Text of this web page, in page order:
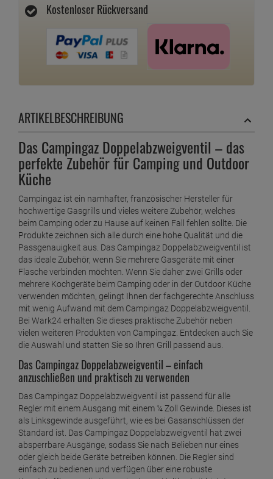
Kostenloser Rückversand
ARTIKELBESCHREIBUNG
Das Campingaz Doppelabzweigventil – das
perfekte Zubehör für Camping und Outdoor
Küche
Campingaz ist ein namhafter, französischer Hersteller für
hochwertige Gasgrills und vieles weitere Zubehör, welches
beim Camping oder zu Hause auf keinen Fall fehlen sollte. Die
Produkte zeichnen sich alle durch eine hohe Qualität und die
Passgenauigkeit aus. Das Campingaz Doppelabzweigventil ist
das ideale Zubehör, wenn Sie mehrere Gasgeräte mit einer
Flasche verbinden möchten. Wenn Sie daher zwei Grills oder
mehrere Kochgeräte beim Camping oder in der Outdoor Küche
verwenden möchten, gelingt Ihnen der fachgerechte Anschluss
mit wenig Aufwand mit dem Campingaz Doppelabzweigventil.
Bei Wark24 erhalten Sie dieses praktische Zubehör neben
vielen weiteren Produkten von Campingaz. Entdecken auch Sie
die Auswahl und statten Sie so Ihren Grill passend aus.
Das Campingaz Doppelabzweigventil – einfach
anzuschließen und praktisch zu verwenden
Das Campingaz Doppelabzweigventil ist passend für alle
Regler mit einem Ausgang mit einem ¼ Zoll Gewinde. Dieses ist
als Linksgewinde ausgeführt, wie es bei Gasanschlüssen der
Standard ist. Das Campingaz Doppelabzweigventil hat zwei
absperrbare Ausgänge, sodass Sie nach Belieben nur eines
oder gleich beide Geräte betreiben können. Die Regler sind
einfach zu bedienen und verfügen über eine robuste